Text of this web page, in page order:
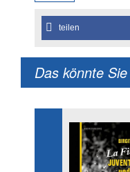
teilen
Das könnte